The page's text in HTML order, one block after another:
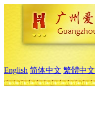
English 简体中文 繁體中文